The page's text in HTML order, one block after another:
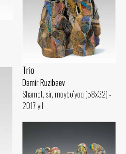
Trio
Damir Ruzibaev
Shamot, sir, moybo‘yoq (58x32) -
2017 yil